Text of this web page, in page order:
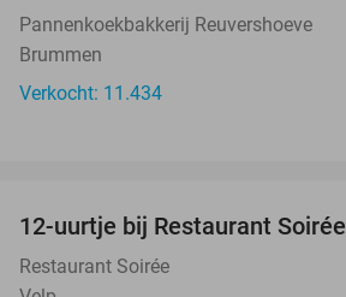
Pannenkoekbakkerij Reuvershoeve
Brummen
Verkocht: 11.434
12-uurtje bij Restaurant Soirée
Restaurant Soirée